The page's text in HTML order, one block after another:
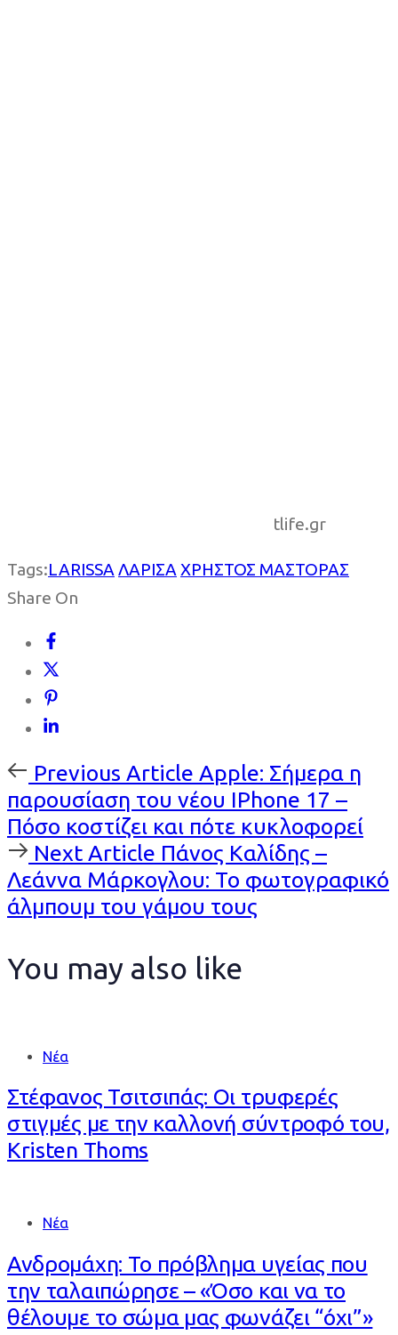
tlife.gr
Tags:LARISSA ΛΑΡΙΣΑ ΧΡΗΣΤΟΣ ΜΑΣΤΟΡΑΣ
Share On
Previous
Article
Previous Article Apple: Σήμερα η
παρουσίαση του νέου IPhone 17 –
Πόσο κοστίζει και πότε κυκλοφορεί
Next
Article
Next Article Πάνος Καλίδης –
Λεάννα Μάρκογλου: Το φωτογραφικό
άλμπουμ του γάμου τους
You may also like
Νέα
Στέφανος Τσιτσιπάς: Οι τρυφερές
στιγμές με την καλλονή σύντροφό του,
Kristen Thoms
Νέα
Ανδρομάχη: Το πρόβλημα υγείας που
την ταλαιπώρησε – «Όσο και να το
θέλουμε το σώμα μας φωνάζει “όχι”»